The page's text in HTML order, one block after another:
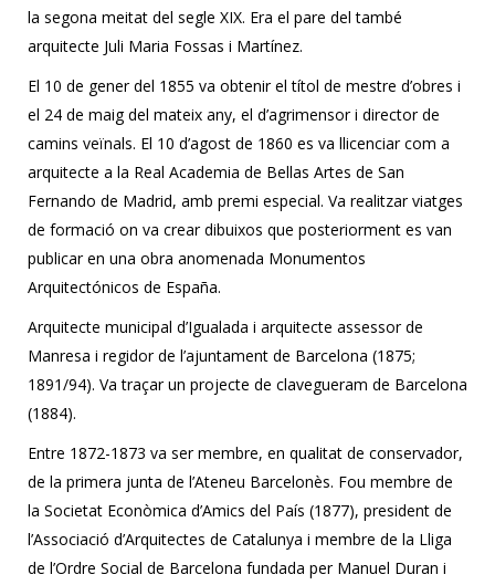
la segona meitat del segle XIX. Era el pare del també
arquitecte Juli Maria Fossas i Martínez.
El 10 de gener del 1855 va obtenir el títol de mestre d’obres i
el 24 de maig del mateix any, el d’agrimensor i director de
camins veïnals. El 10 d’agost de 1860 es va llicenciar com a
arquitecte a la Real Academia de Bellas Artes de San
Fernando de Madrid, amb premi especial. Va realitzar viatges
de formació on va crear dibuixos que posteriorment es van
publicar en una obra anomenada Monumentos
Arquitectónicos de España.
Arquitecte municipal d’Igualada i arquitecte assessor de
Manresa i regidor de l’ajuntament de Barcelona (1875;
1891/94). Va traçar un projecte de clavegueram de Barcelona
(1884).
Entre 1872-1873 va ser membre, en qualitat de conservador,
de la primera junta de l’Ateneu Barcelonès. Fou membre de
la Societat Econòmica d’Amics del País (1877), president de
l’Associació d’Arquitectes de Catalunya i membre de la Lliga
de l’Ordre Social de Barcelona fundada per Manuel Duran i